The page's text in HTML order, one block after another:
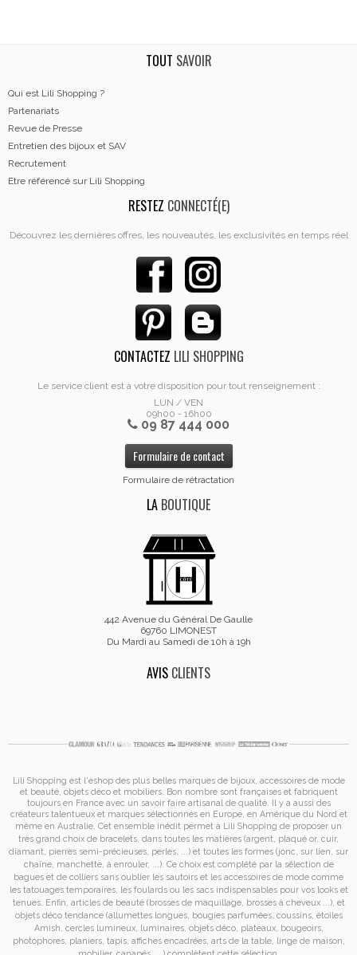
TOUT SAVOIR
Qui est Lili Shopping ?
Partenariats
Revue de Presse
Entretien des bijoux et SAV
Recrutement
Etre référencé sur Lili Shopping
RESTEZ CONNECTÉ(E)
Découvrez les dernières offres, les nouveautés, les exclusivités en temps réel
CONTACTEZ LILI SHOPPING
Le service client est à votre disposition pour tout renseignement :
LUN / VEN
09h00 - 16h00
09 87 444 000
Formulaire de contact
Formulaire de rétractation
LA BOUTIQUE
442 Avenue du Général De Gaulle
69760 LIMONEST
Du Mardi au Samedi de 10h à 19h
AVIS CLIENTS
Lili Shopping est l'eshop des plus belles marques de bijoux, accessoires de mode
et beauté, objets déco et mobiliers. Bon nombre sont françaises et fabriquent
toujours en France avec un savoir faire artisanal de qualité. Il y a aussi des
créateurs talentueux et marques sélectionnés en Europe, en Amérique du Nord et
même en Australie. Cet ensemble inédit permet à Lili Shopping de proposer un
très grand choix de bracelets , dans toutes les matières (argent, plaqué or, cuir,
diamant, pierres semi-précieuses, perles, ...) et toutes les formes (jonc, sur lien, sur
chaîne, manchette, à enrouler, ...). Ce choix est complété par la sélection de
bagues et de colliers sans oublier les sautoirs et les accessoires de mode comme
les tatouages temporaires, les foulards ou les sacs indispensables pour vos looks et
tenues. Enfin, articles de beauté (brosses de maquillage, brosses à cheveux ...), et
objets déco tendance (allumettes longues, bougies parfumées, coussins, étoiles
Amish , cercles lumineux, luminaires, objets déco, plateaux, bougeoirs,
photophores, planiers, tapis, affiches encadrées, arts de la table, linge de maison,